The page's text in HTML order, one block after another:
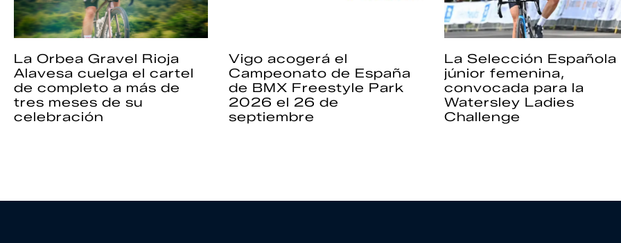
La Orbea Gravel Rioja
Alavesa cuelga el cartel
de completo a más de
tres meses de su
celebración
Vigo acogerá el
Campeonato de España
de BMX Freestyle Park
2026 el 26 de
septiembre
La Selección Española
júnior femenina,
convocada para la
Watersley Ladies
Challenge